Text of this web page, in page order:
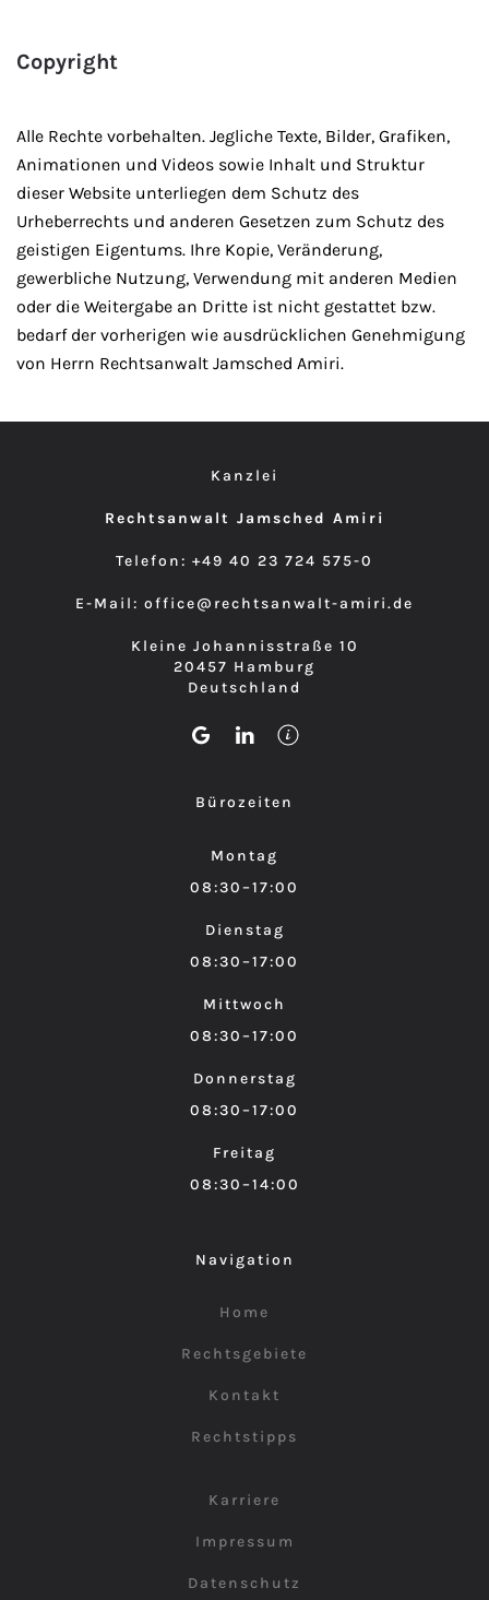
Copyright
Alle Rechte vorbehalten. Jegliche Texte, Bilder, Grafiken,
Animationen und Videos sowie Inhalt und Struktur
dieser Website unterliegen dem Schutz des
Urheberrechts und anderen Gesetzen zum Schutz des
geistigen Eigentums. Ihre Kopie, Veränderung,
gewerbliche Nutzung, Verwendung mit anderen Medien
oder die Weitergabe an Dritte ist nicht gestattet bzw.
bedarf der vorherigen wie ausdrücklichen Genehmigung
von Herrn Rechtsanwalt Jamsched Amiri.
Kanzlei
Rechtsanwalt Jamsched Amiri
Telefon: +49 40 23 724 575-0
E-Mail: office@rechtsanwalt-amiri.de
Kleine Johannisstraße 10
20457 Hamburg
Deutschland
Bürozeiten
Montag
08:30–17:00
Dienstag
08:30–17:00
Mittwoch
08:30–17:00
Donnerstag
08:30–17:00
Freitag
08:30–14:00
Navigation
Home
Rechtsgebiete
Kontakt
Rechtstipps
Karriere
Impressum
Datenschutz